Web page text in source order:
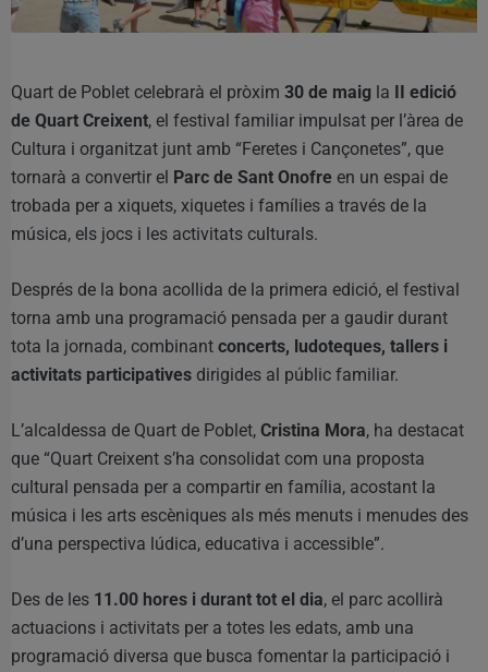
Quart de Poblet celebrarà el pròxim 30 de maig la II edició
de Quart Creixent, el festival familiar impulsat per l’àrea de
Cultura i organitzat junt amb “Feretes i Cançonetes”, que
tornarà a convertir el Parc de Sant Onofre en un espai de
trobada per a xiquets, xiquetes i famílies a través de la
música, els jocs i les activitats culturals.
Després de la bona acollida de la primera edició, el festival
torna amb una programació pensada per a gaudir durant
tota la jornada, combinant concerts, ludoteques, tallers i
activitats participatives dirigides al públic familiar.
L’alcaldessa de Quart de Poblet, Cristina Mora, ha destacat
que “Quart Creixent s’ha consolidat com una proposta
cultural pensada per a compartir en família, acostant la
música i les arts escèniques als més menuts i menudes des
d’una perspectiva lúdica, educativa i accessible”.
Des de les 11.00 hores i durant tot el dia, el parc acollirà
actuacions i activitats per a totes les edats, amb una
programació diversa que busca fomentar la participació i